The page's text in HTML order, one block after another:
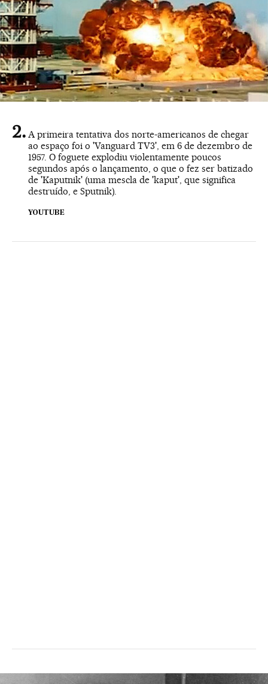
A primeira tentativa dos norte-americanos de chegar
ao espaço foi o 'Vanguard TV3', em 6 de dezembro de
1957. O foguete explodiu violentamente poucos
segundos após o lançamento, o que o fez ser batizado
de 'Kaputnik' (uma mescla de 'kaput', que significa
destruído, e Sputnik).
YOUTUBE